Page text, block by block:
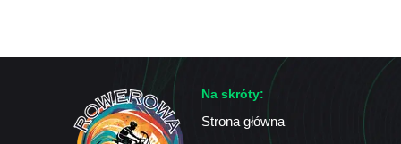
Strona główna
Na skróty: